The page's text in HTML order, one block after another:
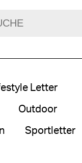
Letter
Outdoor
Sportletter